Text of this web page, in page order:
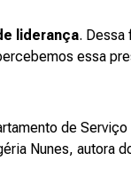
liderança. Dessa
essa
de
Nunes, autora